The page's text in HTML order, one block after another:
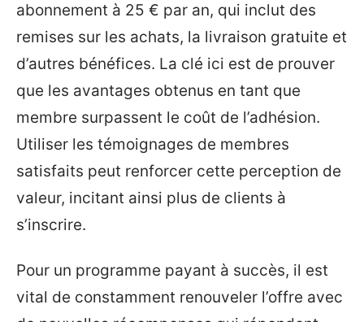
abonnement à 25 € par an, qui inclut des
remises sur les achats, la livraison gratuite et
d’autres bénéfices. La clé ici est de prouver
que les avantages obtenus en tant que
membre surpassent le coût de l’adhésion.
Utiliser les témoignages de membres
satisfaits peut renforcer cette perception de
valeur, incitant ainsi plus de clients à
s’inscrire.
Pour un programme payant à succès, il est
vital de constamment renouveler l’offre avec